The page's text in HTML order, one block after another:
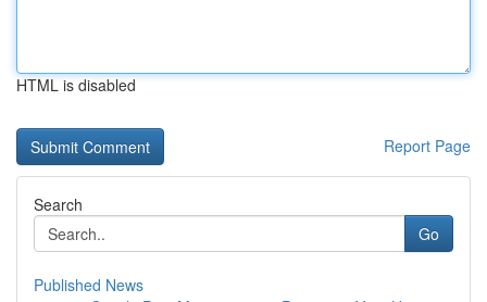
HTML is disabled
Report Page
Search
Go
Published News